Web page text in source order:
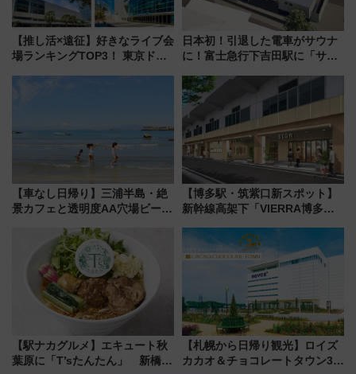
【推し活×遠征】好きなライブ会
場ランキングTOP3！ 東京ドー
由と交通アクセス術、ライブ会
日本初！引退した電車がサウナ
に！富士急行下吉田駅に「サ電
業 行き交う電車の音や振動を
感じながら「ととのう」新感覚
【車なし日帰り】三浦半島・絶
景カフェと透明度AA穴場ビーチ
用してストレスフリー旅へ行こ
【博多駅・筑紫口新スポット】
新幹線高架下「VIERRA博多テ
など注目の全6店舗 「博多活憩
通り」も一新
【駅ナカグルメ】エキュート秋
葉原に「T’sたんたん」 新橋に
【札幌から日帰り観光】ロイズ
カカオ＆チョコレートタウン3周